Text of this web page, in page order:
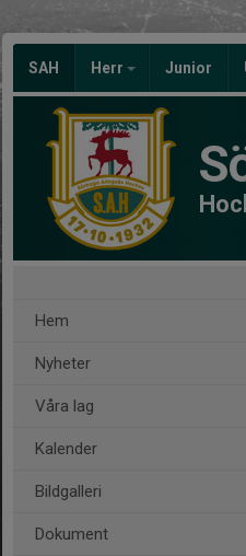
SAH Herr Junior
Hem
Nyheter
Våra lag
Kalender
Bildgalleri
Dokument